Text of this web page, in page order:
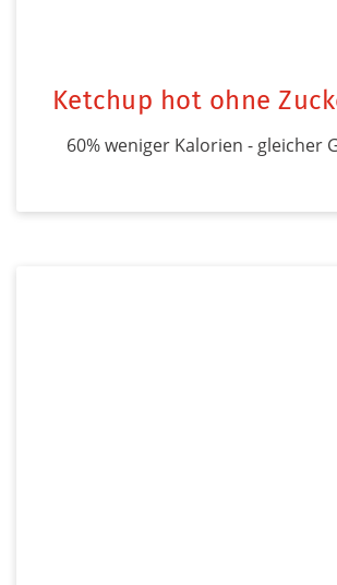
Ketchup hot ohne
60% weniger Kalorien - gleicher